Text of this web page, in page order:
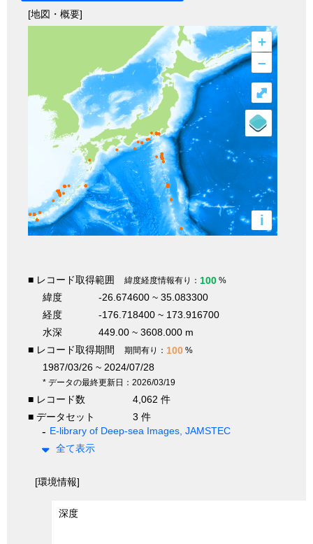
[地図・概要]
+
–
i
⤢
■ レコード取得範囲 緯度経度情報有り： 100 %
緯度
-26.674600 ~ 35.083300
経度
-176.718400 ~ 173.916700
水深
449.00 ~ 3608.000 m
■ レコード取得期間
期間有り： 100 %
1987/03/26 ~ 2024/07/28
* データの最終更新日：2026/03/19
■ レコード数
4,062 件
■ データセット
3 件
E-library of Deep-sea Images, JAMSTEC
全て表示
[環境情報]
深度